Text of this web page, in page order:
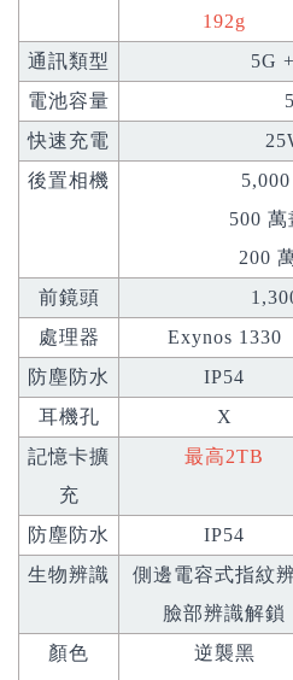
192g
通訊類型
5G
電池容量
快速充電
後置相機
500
200
前鏡頭
處理器
Exynos 1330
防塵防水
IP54
耳機孔
X
記憶卡擴
充
最高2TB
防塵防水 IP54
生物辨識
側邊電容式指紋
臉部辨識解鎖
顏色
逆襲黑